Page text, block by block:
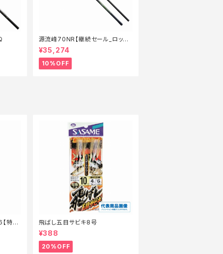
源流峰70NR【継続セール_ロッド】
【10】
¥35,274
10%OFF
特価
飛ばし五目サビキ8号
¥388
20%OFF